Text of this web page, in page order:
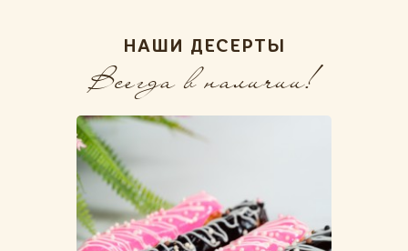
НАШИ ДЕСЕРТЫ
Всегда в наличии!